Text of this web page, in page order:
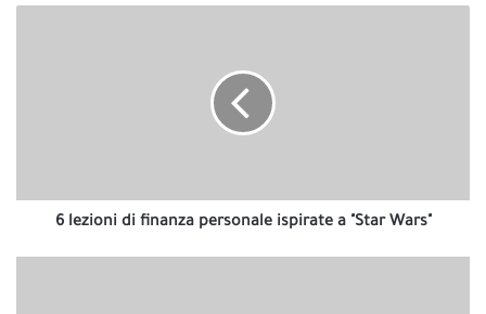
Wars"
6 lezioni di finanza personale ispirate a "Star Wars"